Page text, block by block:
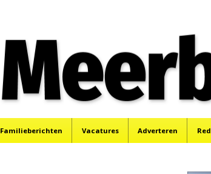
Familieberichten Vacatures Adverteren